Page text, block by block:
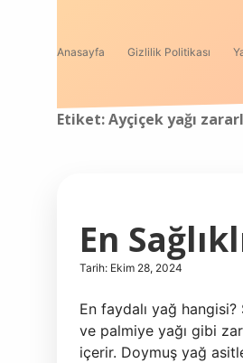
Anasayfa Gizlilik Politikası
Etiket:Ayçiçek yağı
En
Tarih: Ekim 28, 2024
En faydalı yağ
ve palmiye yağı gibi
içerir. Doymuş yağ